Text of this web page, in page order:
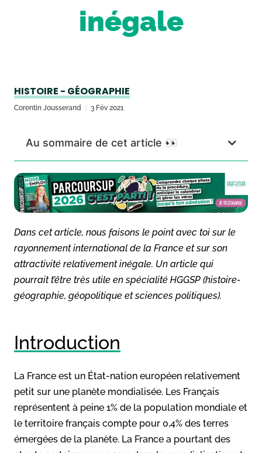
inégale
HISTOIRE - GÉOGRAPHIE
Corentin Jousserand 3 Fév 2021
Au sommaire de cet article 👀
Dans cet article, nous faisons le point avec toi sur le
rayonnement international de la France et sur son
attractivité relativement inégale. Un article qui
pourrait t’être très utile en spécialité HGGSP (histoire-
géographie, géopolitique et sciences politiques).
Introduction
La France est un État-nation européen relativement
petit sur une planète mondialisée. Les Français
représentent à peine 1% de la population mondiale et
le territoire français compte pour 0,4% des terres
émergées de la planète. La France a pourtant des